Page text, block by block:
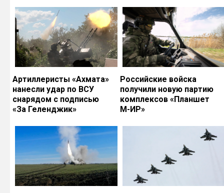
Артиллеристы «Ахмата»
нанесли удар по ВСУ
снарядом с подписью
«За Геленджик»
Российские войска
получили новую партию
комплексов «Планшет
М-ИР»